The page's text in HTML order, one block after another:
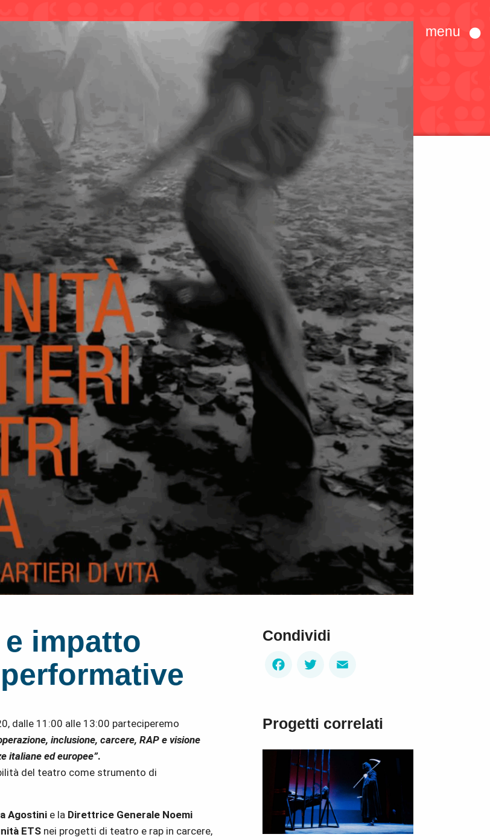
menu
impatto
dalle 11:00 alle 13:00 parteciperemo
inclusione, carcere, RAP e visione
italiane ed europee”.
del teatro come strumento di
Agostini e la Direttrice Generale Noemi
ETS nei progetti di teatro e rap in carcere,
Condividi
FacebookTwitter
Progetti correlati